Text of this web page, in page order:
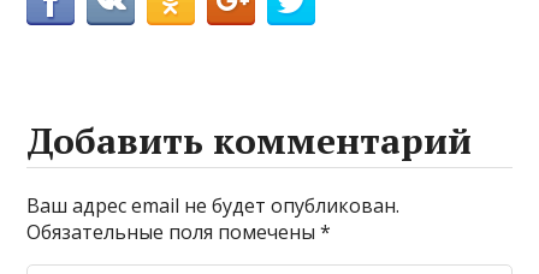
Добавить комментарий
Ваш адрес email не будет опубликован.
Обязательные поля помечены*